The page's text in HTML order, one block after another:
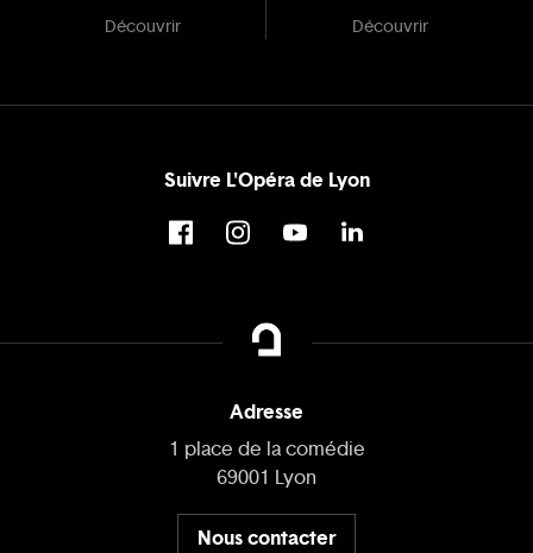
Découvrir Découvrir
Suivre L'Opéra de Lyon
Adresse
1 place de la comédie
69001 Lyon
Nous contacter